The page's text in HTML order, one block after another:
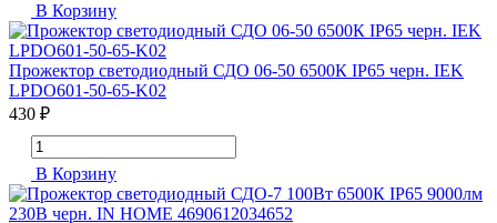
В Корзину
Прожектор светодиодный СДО 06-50 6500К IP65 черн. IEK
LPDO601-50-65-K02
430 ₽
В Корзину